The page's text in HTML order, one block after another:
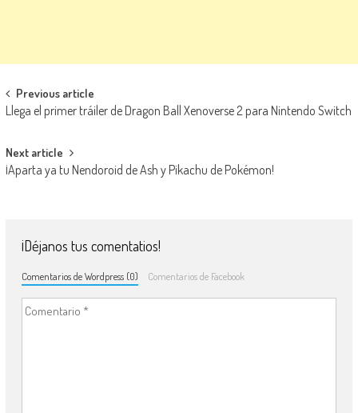
Navegación de entradas
Previous article
Llega el primer tráiler de Dragon Ball Xenoverse 2 para Nintendo Switch
Next article
¡Aparta ya tu Nendoroid de Ash y Pikachu de Pokémon!
¡Déjanos tus comentatios!
Comentarios de Wordpress (0) Comentarios de Facebook